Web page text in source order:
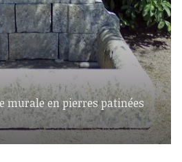
murale en pierres patinées